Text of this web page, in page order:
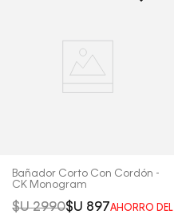
Bañador Corto Con Cordón -
CK Monogram
$U 2990$U 897AHORRO DEL